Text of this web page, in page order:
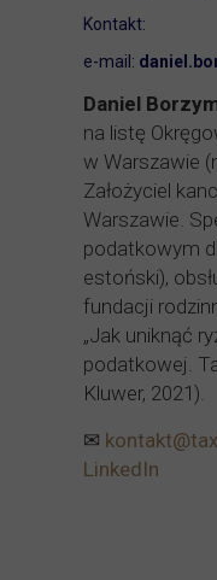
Kontakt:
e-mail:
Daniel
na listę
w Warszawie
Założyciel
Warszawie.
podatkowym
estoński),
fundacji
„Jak uniknąć
podatkowej.
Kluwer, 2021).
✉
LinkedIn